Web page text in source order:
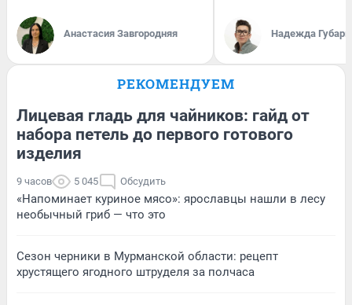
Анастасия Завгородняя Надежда Губарь
РЕКОМЕНДУЕМ
Лицевая гладь для чайников: гайд от
набора петель до первого готового
изделия
9 часов 5 045 Обсудить
«Напоминает куриное мясо»: ярославцы нашли в лесу
необычный гриб — что это
Сезон черники в Мурманской области: рецепт
хрустящего ягодного штруделя за полчаса